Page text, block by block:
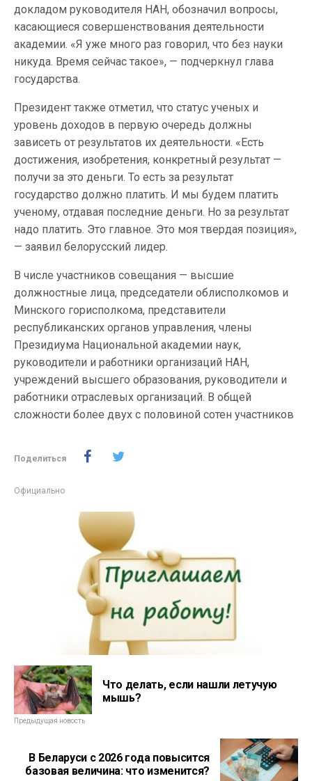
докладом руководителя НАН, обозначил вопросы,
касающиеся совершенствования деятельности
академии. «Я уже много раз говорил, что без науки
никуда. Время сейчас такое», — подчеркнул глава
государства.
Президент также отметил, что статус ученых и
уровень доходов в первую очередь должны
зависеть от результатов их деятельности. «Есть
достижения, изобретения, конкретный результат —
получи за это деньги. То есть за результат
государство должно платить. И мы будем платить
ученому, отдавая последние деньги. Но за результат
надо платить. Это главное. Это моя твердая позиция»,
— заявил белорусский лидер.
В числе участников совещания — высшие
должностные лица, председатели облисполкомов и
Минского горисполкома, представители
республиканских органов управления, члены
Президиума Национальной академии наук,
руководители и работники организаций НАН,
учреждений высшего образования, руководители и
работники отраслевых организаций. В общей
сложности более двух с половиной сотен участников
Поделиться
Официально
Что делать, если нашли летучую
мышь?
Предыдущая новость
В Беларуси с 2026 года повысится
базовая величина: что изменится?